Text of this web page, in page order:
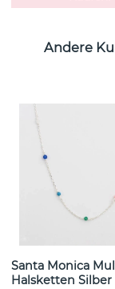
Andere
Santa Monica
Halsketten Silber